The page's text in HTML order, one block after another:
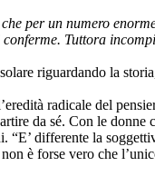
per un numero
Tuttora
riguardando la
radicale del
da sé. Con le
“E’ differente la
è forse vero che